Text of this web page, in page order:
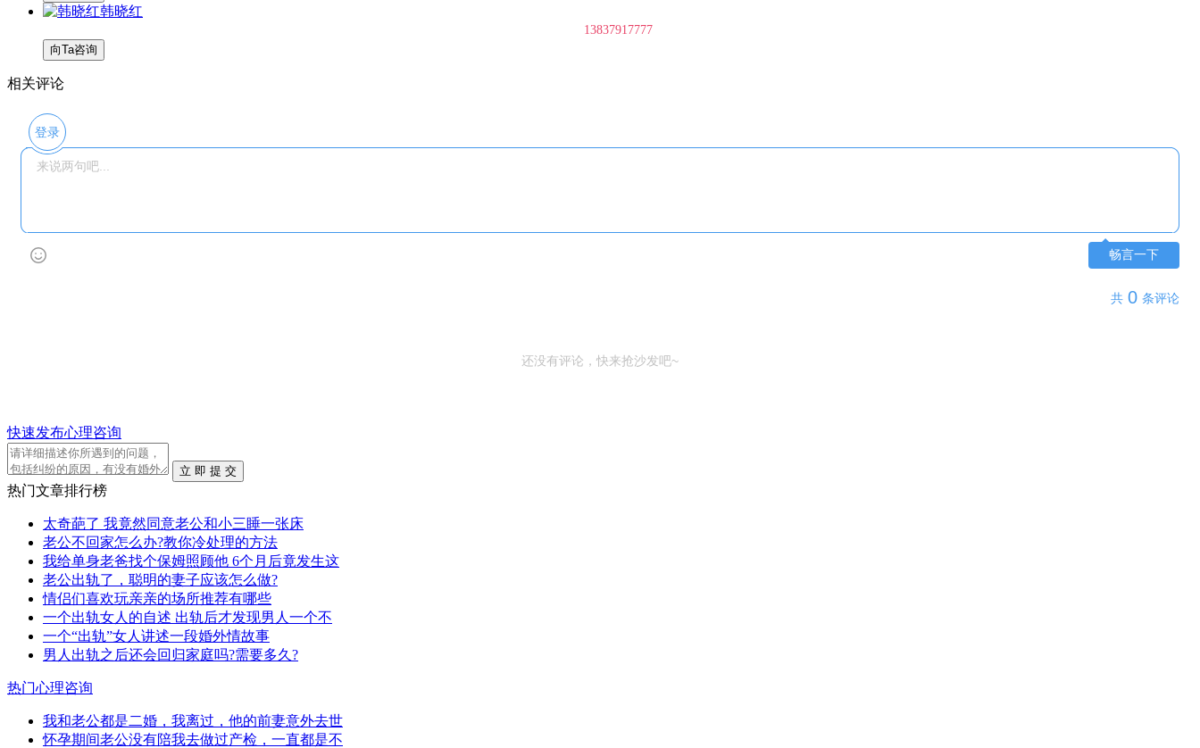
韩晓红
13837917777
向Ta咨询
相关评论
登录
畅言一下
共 0 条评论
还没有评论，快来抢沙发吧~
快速发布心理咨询
立 即 提 交
热门文章排行榜
太奇葩了 我竟然同意老公和小三睡一张床
老公不回家怎么办?教你冷处理的方法
我给单身老爸找个保姆照顾他 6个月后竟发生这
老公出轨了，聪明的妻子应该怎么做?
情侣们喜欢玩亲亲的场所推荐有哪些
一个出轨女人的自述 出轨后才发现男人一个不
一个“出轨”女人讲述一段婚外情故事
男人出轨之后还会回归家庭吗?需要多久?
热门心理咨询
我和老公都是二婚，我离过，他的前妻意外去世
怀孕期间老公没有陪我去做过产检，一直都是不